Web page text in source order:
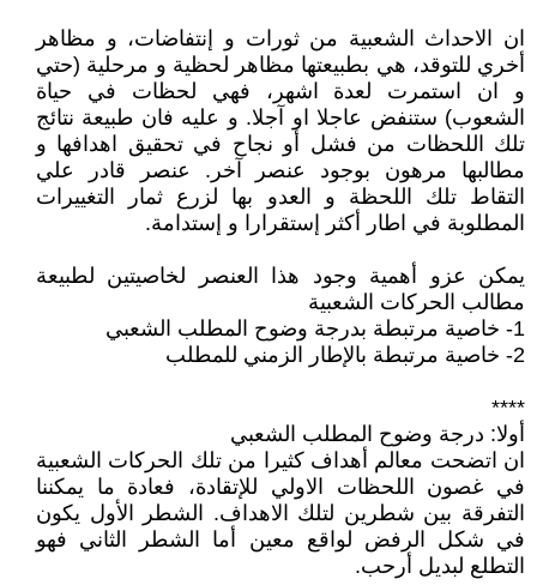
ان الاحداث الشعبية من ثورات و إنتفاضات، و مظاهر
أخري للتوقد، هي بطبيعتها مظاهر لحظية و مرحلية (حتي
و ان استمرت لعدة اشهر، فهي لحظات في حياة
الشعوب) ستنفض عاجلا او آجلا. و عليه فان طبيعة نتائج
تلك اللحظات من فشل أو نجاح في تحقيق اهدافها و
مطالبها مرهون بوجود عنصر آخر. عنصر قادر علي
التقاط تلك اللحظة و العدو بها لزرع ثمار التغييرات
المطلوبة في اطار أكثر إستقرارا و إستدامة.
يمكن عزو أهمية وجود هذا العنصر لخاصيتين لطبيعة
مطالب الحركات الشعبية
1- خاصية مرتبطة بدرجة وضوح المطلب الشعبي
2- خاصية مرتبطة بالإطار الزمني للمطلب
****
أولا: درجة وضوح المطلب الشعبي
ان اتضحت معالم أهداف كثيرا من تلك الحركات الشعبية
في غصون اللحظات الاولي للإتقادة، فعادة ما يمكننا
التفرقة بين شطرين لتلك الاهداف. الشطر الأول يكون
في شكل الرفض لواقع معين أما الشطر الثاني فهو
التطلع لبديل أرحب.